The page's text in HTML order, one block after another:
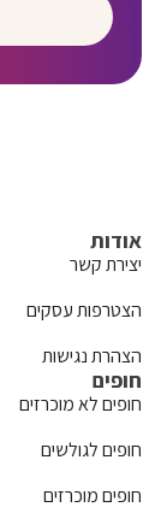
אודות
יצירת קשר
הצטרפות עסקים
הצהרת נגישות
חופים
חופים לא מוכרזים
חופים לגולשים
חופים מוכרזים